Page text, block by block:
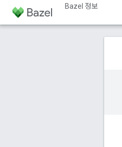
Bazel 정보